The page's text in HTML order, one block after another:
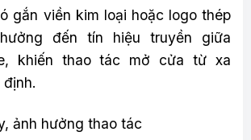
gắn viền kim loại hoặc logo thép
đến tín hiệu truyền giữa
khiến thao tác mở cửa từ xa
ảnh hưởng thao tác